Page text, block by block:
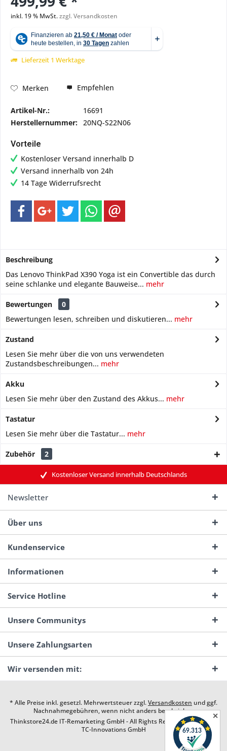
inkl. 19 % MwSt.zzgl. Versandkosten
Lieferzeit 1 Werktage
Merken Empfehlen
Artikel-Nr.:
16691
Herstellernummer: 20NQ-S22N06
Vorteile
Kostenloser Versand innerhalb D
Versand innerhalb von 24h
14 Tage Widerrufsrecht
Beschreibung
Das Lenovo ThinkPad X390 Yoga ist ein Convertible das durch
seine schlanke und elegante Bauweise... mehr
Bewertungen
0
Bewertungen lesen, schreiben und diskutieren... mehr
Zustand
Lesen Sie mehr über die von uns verwendeten
Zustandsbeschreibungen... mehr
Akku
Lesen Sie mehr über den Zustand des Akkus... mehr
Tastatur
Lesen Sie mehr über die Tastatur... mehr
Zubehör 2
Kostenloser Versand innerhalb Deutschlands
Newsletter
Über uns
Kundenservice
Informationen
Service Hotline
Unsere Communitys
Unsere Zahlungsarten
Wir versenden mit:
* Alle Preise inkl. gesetzl. Mehrwertsteuer zzgl.Versandkosten und ggf.
Nachnahmegebühren, wenn nicht anders beschrieben
Thinkstore24.de IT-Remarketing GmbH - All Rights Reserved. Design by
TC-Innovations GmbH
✕